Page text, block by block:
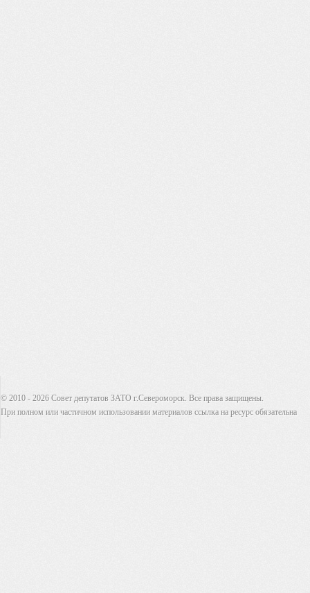
© 2010 - 2026 Совет депутатов ЗАТО г.Североморск. Все права защищены.
При полном или частичном использовании материалов ссылка на ресурс обязательна